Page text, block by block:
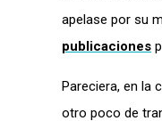
apelase por su
publicaciones
Pareciera, en la
otro poco de